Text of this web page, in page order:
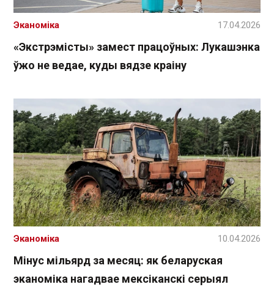
«Экстрэмісты» замест працоўных: Лукашэнка
ўжо не ведае, куды вядзе краіну
Эканоміка 17.04.2026
Мінус мільярд за месяц: як беларуская
эканоміка нагадвае мексіканскі серыял
Эканоміка 10.04.2026